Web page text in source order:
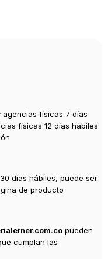
físicas 7 días
físicas 12 días hábiles
días hábiles, puede ser
de producto
pueden
cumplan las